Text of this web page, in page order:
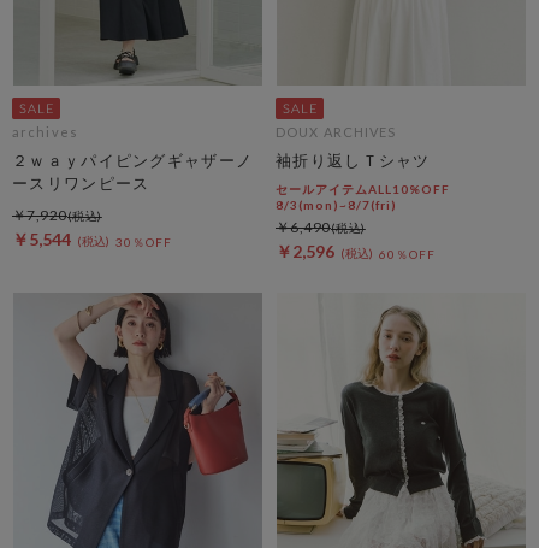
archives
２ｗａｙパイピングギャザーノ
ースリワンピース
￥5,544 30％OFF
￥7,920
DOUX ARCHIVES
袖折り返しＴシャツ
セールアイテムALL10%OFF
8/3(mon)~8/7(fri)
￥2,596 60％OFF
￥6,490